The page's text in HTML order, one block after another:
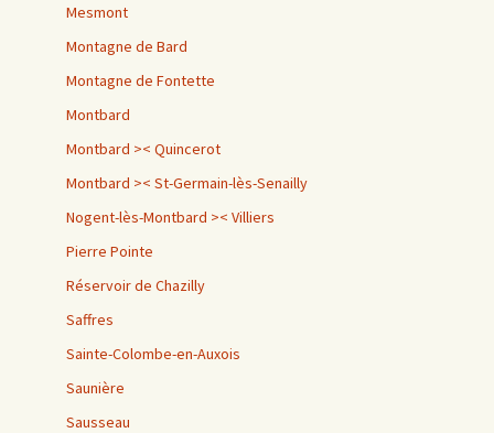
Mesmont
Montagne de Bard
Montagne de Fontette
Montbard
Montbard >< Quincerot
Montbard >< St-Germain-lès-Senailly
Nogent-lès-Montbard >< Villiers
Pierre Pointe
Réservoir de Chazilly
Saffres
Sainte-Colombe-en-Auxois
Saunière
Sausseau